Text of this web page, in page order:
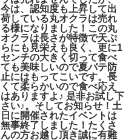
今は、認知度も上昇して出
荷している丸オクラは売れ
る様になりました！この丸
オクラは長さが特徴で天ぷ
らにも見栄えも良く、更に1
センチの大きく切って食べ
ても美味しいので夏バテ防
止にはもってこいです。長
くて柔らかいので食べ応え
はありますよ♪ 是非お試し下
さい♪。そしてお知らせ！土
日に開催されたイベントは
無事終了しました！たくさ
んの方お越し頂き誠に有難